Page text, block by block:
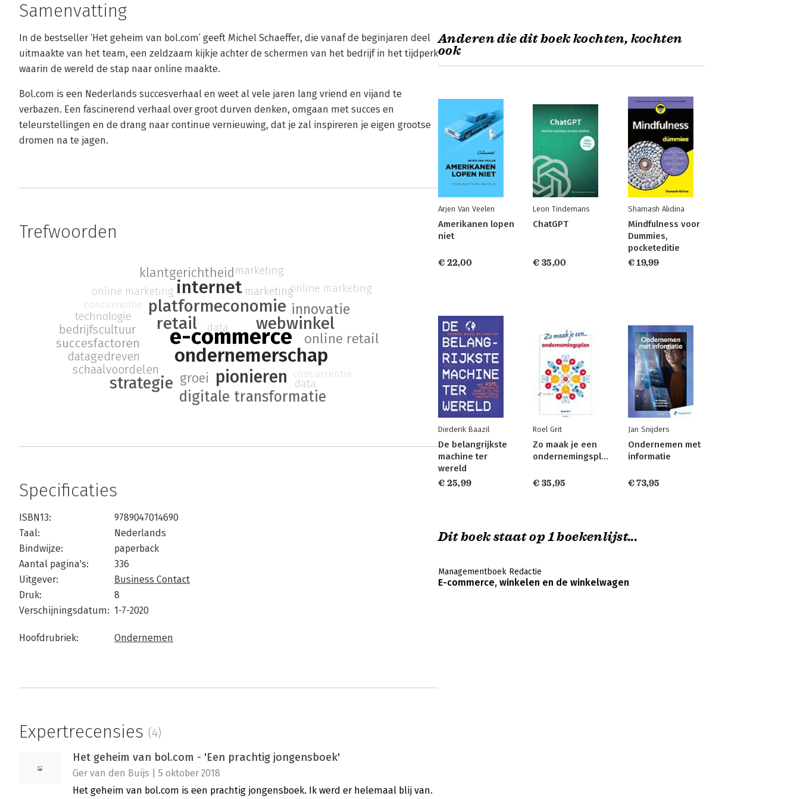
Samenvatting
In de bestseller ‘Het geheim van bol.com’ geeft Michel Schaeffer, die vanaf de beginjaren deel
uitmaakte van het team, een zeldzaam kijkje achter de schermen van het bedrijf in het tijdperk
waarin de wereld de stap naar online maakte.
Bol.com is een Nederlands succesverhaal en weet al vele jaren lang vriend en vijand te
verbazen. Een fascinerend verhaal over groot durven denken, omgaan met succes en
teleurstellingen en de drang naar continue vernieuwing, dat je zal inspireren je eigen grootse
dromen na te jagen.
Trefwoorden
e-commerce
ondernemerschap
retail
platformeconomie
webwinkel
pionieren
internet
digitale transformatie
strategie
online retail
innovatie
schaalvoordelen
groei
datagedreven
succesfactoren
bedrijfscultuur
klantgerichtheid
technologie
marketing
data
concurrentie
online marketing
marketing
data
concurrentie
online marketing
Specificaties
ISBN13:
9789047014690
Taal:
Nederlands
Bindwijze:
paperback
Aantal pagina's:
336
Uitgever:
Business Contact
Druk:
8
Verschijningsdatum: 1-7-2020
Hoofdrubriek: Ondernemen
Expertrecensies (4)
Het geheim van bol.com - 'Een prachtig jongensboek'
Ger van den Buijs | 5 oktober 2018
Het geheim van bol.com is een prachtig jongensboek. Ik werd er helemaal blij van.
Anderen die dit boek kochten, kochten
ook
Arjen Van Veelen
Amerikanen lopen
niet
€ 22,00
Leon Tindemans
ChatGPT
€ 35,00
Shamash Alidina
Mindfulness voor
Dummies,
pocketeditie
€ 19,99
Diederik Baazil
De belangrijkste
machine ter
wereld
€ 25,99
Roel Grit
Zo maak je een
ondernemingsplan
€ 35,95
Jan Snijders
Ondernemen met
informatie
€ 73,95
Dit boek staat op 1 boekenlijst...
Managementboek Redactie
E-commerce, winkelen en de winkelwagen